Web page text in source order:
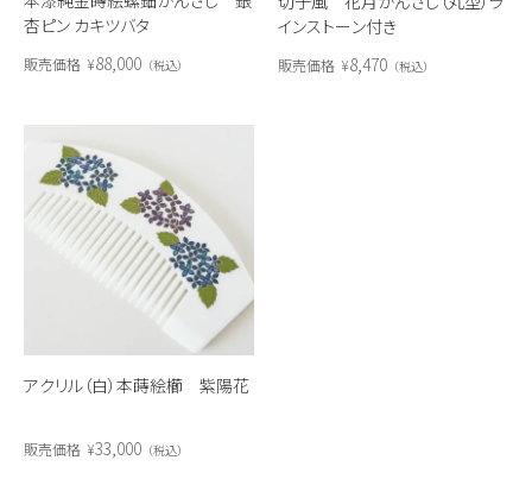
杏ピン カキツバタ
販売価格 ¥88,000 税込
インストーン付き
販売価格 ¥8,470 税込
アクリル（白）本蒔絵櫛 紫陽花
販売価格 ¥33,000 税込